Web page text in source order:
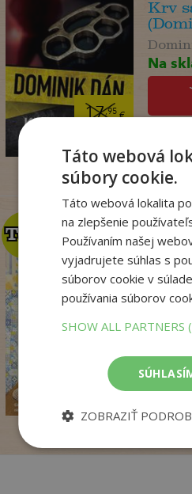
17,95€
Krv
Na
,99
TOP
TOP
bez
Na
Táto webová
súbory cookie.
Táto webová lokalita
na zlepšenie
Používaním našej
vyjadrujete súhlas s
súborov cookie v
používania súborov
SHOW ALL PARTNERS
ZOBRAZIŤ